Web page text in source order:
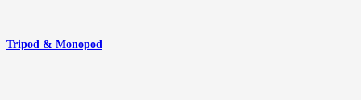
Tripod & Monopod